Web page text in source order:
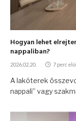
Hogyan lehet
nappaliban?
2026.02.20. 7 perc
A lakóterek
nappali” vagy